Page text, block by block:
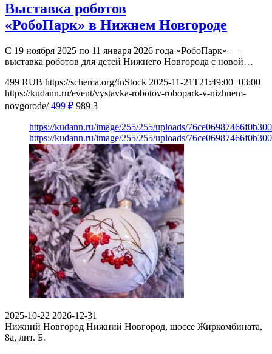
Выставка роботов
«РобоПарк» в Нижнем Новгороде
С 19 ноября 2025 по 11 января 2026 года «РобоПарк» —
выставка роботов для детей Нижнего Новгорода с новой…
499 RUB https://schema.org/InStock 2025-11-21T21:49:00+03:00
https://kudann.ru/event/vystavka-robotov-robopark-v-nizhnem-
novgorode/ 499 ₽ 989 3
https://kudann.ru/image/255/255/uploads/
https://kudann.ru/image/255/255/uploads/
2025-10-22 2026-12-31
Нижний Новгород Нижний Новгород, шоссе Жиркомбината,
8а, лит. Б.